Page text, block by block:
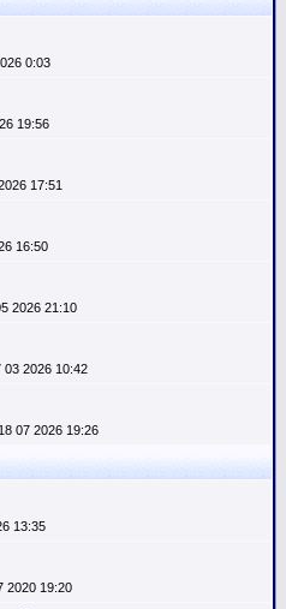
0:03
19:56
17:51
16:50
2026 21:10
03 2026 10:42
18 07 2026 19:26
13:35
2020 19:20